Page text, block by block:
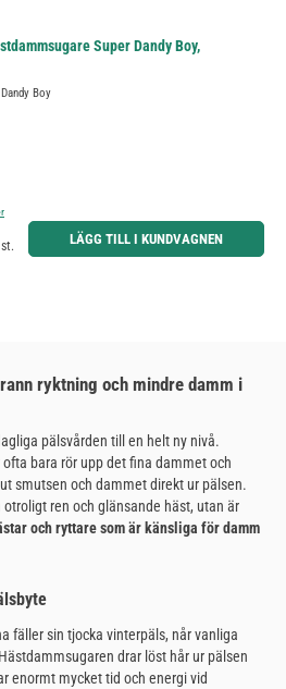
Super Dandy Boy,
Boy
använd knapparna för att öka eller minska kvantiteten.
st. LÄGG TILL I KUNDVAGNEN
ryktning och mindre damm i
pälsvården till en helt ny nivå.
bara rör upp det fina dammet och
smutsen och dammet direkt ur pälsen.
ren och glänsande häst, utan är
och ryttare som är känsliga för damm
fäller sin tjocka vinterpäls, når vanliga
drar löst hår ur pälsen
enormt mycket tid och energi vid